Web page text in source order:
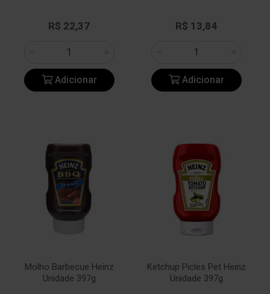
R$ 22,37
Adicionar
R$ 13,84
Adicionar
Molho Barbecue Heinz
Unidade 397g
Ketchup Picles Pet Heinz
Unidade 397g